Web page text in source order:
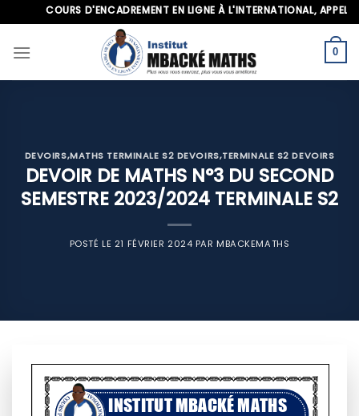
to
content
COURS D'ENCADREMENT EN LIGNE À L'INTERNATIONAL, APPELEZ-
0
DEVOIRS,MATHS TERMINALE S2 DEVOIRS,TERMINALE S2 DEVOIRS
DEVOIR DE MATHS N°3 DU SECOND
SEMESTRE 2023/2024 TERMINALE S2
POSTÉ LE 21 FÉVRIER 2024 PARMBACKEMATHS